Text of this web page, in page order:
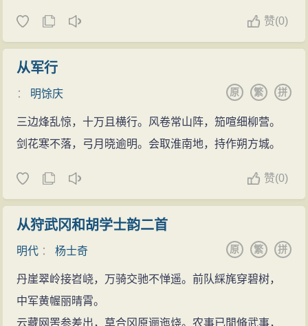
赞(0)
从军行
： 明馀庆 拼
繁
原
三边烽乱惊，十万且横行。风卷常山阵，笳喧细柳营。
剑花寒不落，弓月晓逾明。会取淮南地，持作朔方城。
赞(0)
从狩武冈和胡学士韵二首
明代 ：杨士奇 拼
繁
原
丹崖翠岭接岧峣，万骑交驰不惮遥。前队綵旄穿碧树，
中军黄幄丽晴霄。
云藏网罟参差出，草合冈原逦迤烧。农事已閒脩武事，